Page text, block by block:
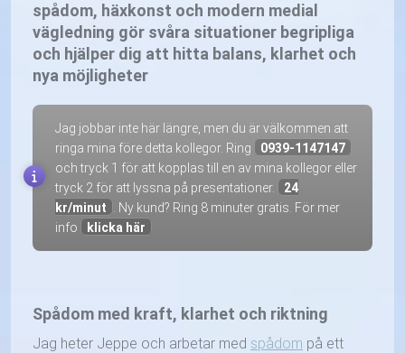
spådom, häxkonst och modern medial
vägledning gör svåra situationer begripliga
och hjälper dig att hitta balans, klarhet och
nya möjligheter
Jag jobbar inte här längre, men du är välkommen att
ringa mina före detta kollegor. Ring
0939-1147147
och tryck 1 för att kopplas till en av mina kollegor eller
tryck 2 för att lyssna på presentationer.
24
kr/minut
. Ny kund? Ring 8 minuter gratis. För mer
info
klicka här
Spådom med kraft, klarhet och riktning
Jag heter Jeppe och arbetar med spådom på ett